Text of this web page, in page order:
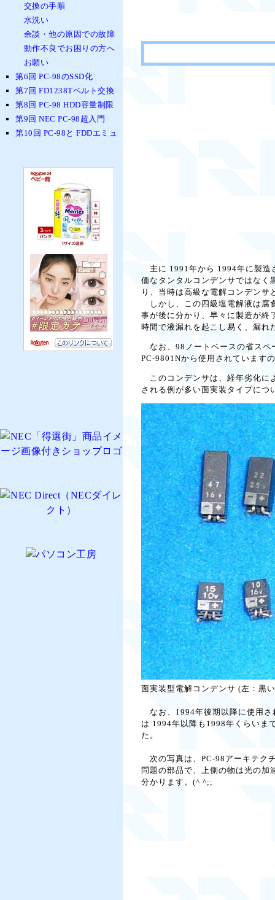
主に 1991年から 1994年に製造
価なタンタルコンデンサではなく
り、当時は高級な電解コンデンサ
しかし、この四級塩電解液は腐
事が後に分かり、早々に製造が終
時間で液漏れを起こし易く、漏れ
なお、98ノートベースの省スペ
PC-9801Nから使用されています
このコンデンサは、経年劣化に
される例が多い面実装タイプにつ
面実装型電解コンデンサ (左：黒
なお、1994年後期以降に使用さ
は 1994年以降も1998年くらいま
た。
次の写真は、PC-98アーキテク
問題の部品で、上側の物は光の
分かります。(^ ^;;
交換の手順
水洗い
余談・他の原因での故障
動作不良でお困りの方へ
お願い
第6回 PC-98のSSD化
第7回 FD1238Tベルト交換
第8回 PC-98 HDD容量制限
第9回 NEC PC-98超入門
第10回 PC-98と FDDエミュ